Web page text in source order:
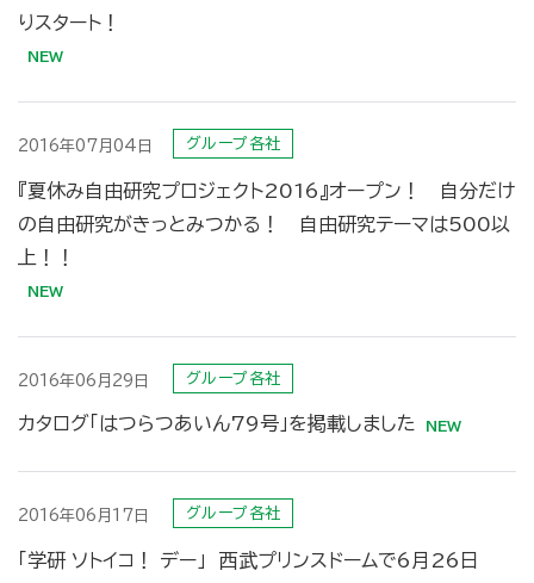
りスタート！
2016年07月04日 グループ各社
『夏休み自由研究プロジェクト2016』オープン！ 自分だけ
の自由研究がきっとみつかる！ 自由研究テーマは500以
上！！
2016年06月29日 グループ各社
カタログ「はつらつあいん79号」を掲載しました
2016年06月17日 グループ各社
「学研 ソトイコ！ デー」 西武プリンスドームで6月26日